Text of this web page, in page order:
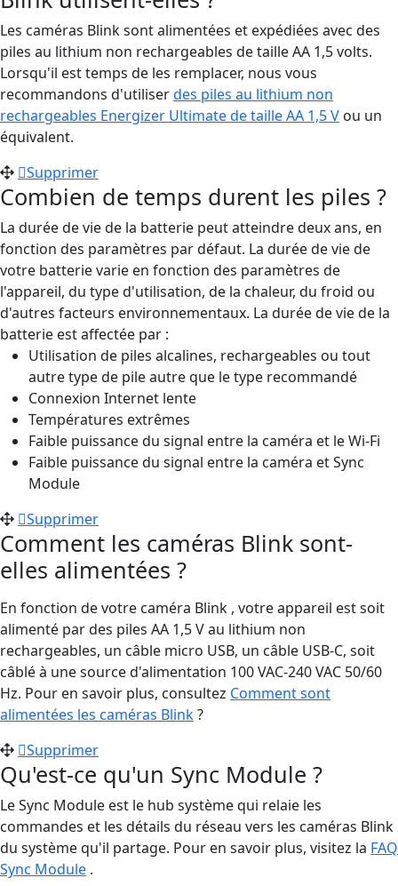
Les caméras Blink sont alimentées et expédiées avec des
piles au lithium non rechargeables de taille AA 1,5 volts.
Lorsqu'il est temps de les remplacer, nous vous
recommandons d'utiliserdes piles au lithium non
rechargeables Energizer Ultimate de taille AA 1,5 V ou un
équivalent.
Supprimer
Combien de temps durent les piles ?
La durée de vie de la batterie peut atteindre deux ans, en
fonction des paramètres par défaut. La durée de vie de
votre batterie varie en fonction des paramètres de
l'appareil, du type d'utilisation, de la chaleur, du froid ou
d'autres facteurs environnementaux. La durée de vie de la
batterie est affectée par :
Utilisation de piles alcalines, rechargeables ou tout
autre type de pile autre que le type recommandé
Connexion Internet lente
Températures extrêmes
Faible puissance du signal entre la caméra et le Wi-Fi
Faible puissance du signal entre la caméra et Sync
Module
Supprimer
Comment les caméras Blink sont-
elles alimentées ?
En fonction de votre caméra Blink , votre appareil est soit
alimenté par des piles AA 1,5 V au lithium non
rechargeables, un câble micro USB, un câble USB-C, soit
câblé à une source d'alimentation 100 VAC-240 VAC 50/60
Hz. Pour en savoir plus, consultez Comment sont
alimentées les caméras Blink?
Supprimer
Qu'est-ce qu'un Sync Module ?
Le Sync Module est le hub système qui relaie les
commandes et les détails du réseau vers les caméras Blink
du système qu'il partage. Pour en savoir plus, visitez la FAQ
Sync Module .